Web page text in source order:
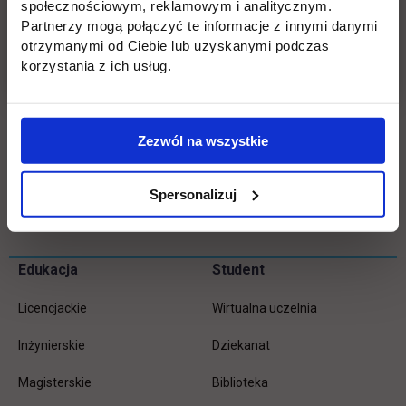
społecznościowym, reklamowym i analitycznym.
Partnerzy mogą połączyć te informacje z innymi danymi
otrzymanymi od Ciebie lub uzyskanymi podczas
korzystania z ich usług.
Zezwól na wszystkie
Spersonalizuj
realizowanie wspólnych celów uczestników Klastra, poprzez
działania naukowo-dydaktyczne oraz organizacyjne, jak
studenckie praktyki zawodowe i wyjazdy studyjne.
Pomiń
Informacje w stopce
Edukacja
Licencjackie
Inżynierskie
Magisterskie
Student
Wirtualna uczelnia
Dziekanat
Biblioteka